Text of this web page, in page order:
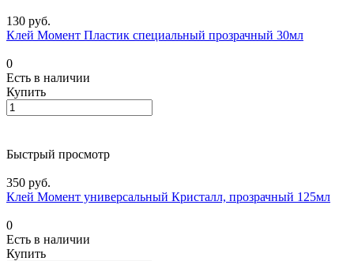
130 руб.
Клей Момент Пластик специальный прозрачный 30мл
0
Есть в наличии
Купить
Быстрый просмотр
350 руб.
Клей Момент универсальный Кристалл, прозрачный 125мл
0
Есть в наличии
Купить